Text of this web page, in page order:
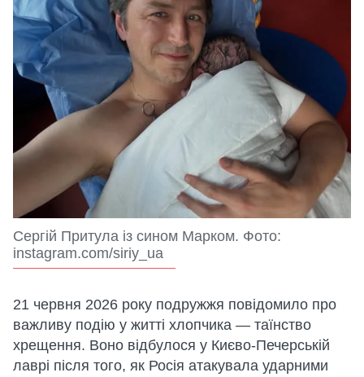
Сергій Притула із сином Марком. Фото:
instagram.com/siriy_ua
21 червня 2026 року подружжя повідомило про
важливу подію у житті хлопчика — таїнство
хрещення. Воно відбулося у Києво-Печерській
лаврі після того, як Росія атакувала ударними